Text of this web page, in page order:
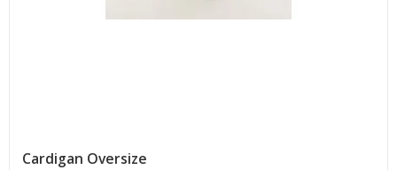
Cardigan Oversize